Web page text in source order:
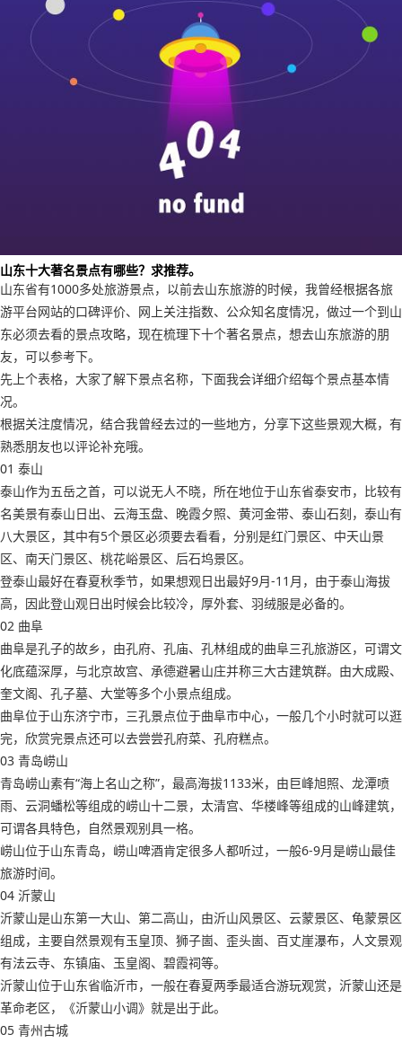
山东十大著名景点有哪些？求推荐。
山东省有1000多处旅游景点，以前去山东旅游的时候，我曾经根据各旅
游平台网站的口碑评价、网上关注指数、公众知名度情况，做过一个到山
东必须去看的景点攻略，现在梳理下十个著名景点，想去山东旅游的朋
友，可以参考下。
先上个表格，大家了解下景点名称，下面我会详细介绍每个景点基本情
况。
根据关注度情况，结合我曾经去过的一些地方，分享下这些景观大概，有
熟悉朋友也以评论补充哦。
01 泰山
泰山作为五岳之首，可以说无人不晓，所在地位于山东省泰安市，比较有
名美景有泰山日出、云海玉盘、晚霞夕照、黄河金带、泰山石刻，泰山有
八大景区，其中有5个景区必须要去看看，分别是红门景区、中天山景
区、南天门景区、桃花峪景区、后石坞景区。
登泰山最好在春夏秋季节，如果想观日出最好9月-11月，由于泰山海拔
高，因此登山观日出时候会比较冷，厚外套、羽绒服是必备的。
02 曲阜
曲阜是孔子的故乡，由孔府、孔庙、孔林组成的曲阜三孔旅游区，可谓文
化底蕴深厚，与北京故宫、承德避暑山庄并称三大古建筑群。由大成殿、
奎文阁、孔子墓、大堂等多个小景点组成。
曲阜位于山东济宁市，三孔景点位于曲阜市中心，一般几个小时就可以逛
完，欣赏完景点还可以去尝尝孔府菜、孔府糕点。
03 青岛崂山
青岛崂山素有“海上名山之称”，最高海拔1133米，由巨峰旭照、龙潭喷
雨、云洞蟠松等组成的崂山十二景，太清宫、华楼峰等组成的山峰建筑，
可谓各具特色，自然景观别具一格。
崂山位于山东青岛，崂山啤酒肯定很多人都听过，一般6-9月是崂山最佳
旅游时间。
04 沂蒙山
沂蒙山是山东第一大山、第二高山，由沂山风景区、云蒙景区、龟蒙景区
组成，主要自然景观有玉皇顶、狮子崮、歪头崮、百丈崖瀑布，人文景观
有法云寺、东镇庙、玉皇阁、碧霞祠等。
沂蒙山位于山东省临沂市，一般在春夏两季最适合游玩观赏，沂蒙山还是
革命老区，《沂蒙山小调》就是出于此。
05 青州古城